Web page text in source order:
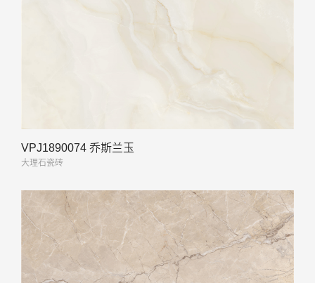
VPJ1890074 乔斯兰玉
大理石瓷砖